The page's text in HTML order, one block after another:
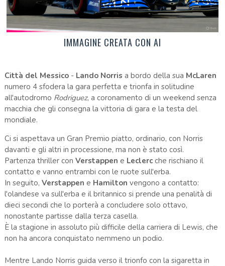
IMMAGINE CREATA CON AI
Città del Messico- Lando Norris a bordo della sua McLaren
numero 4 sfodera la gara perfetta e trionfa in solitudine
all'autodromo Rodriguez, a coronamento di un weekend senza
macchia che gli consegna la vittoria di gara e la testa del
mondiale.
Ci si aspettava un Gran Premio piatto, ordinario, con Norris
davanti e gli altri in processione, ma non è stato così.
Partenza thriller con Verstappen e Leclercche rischiano il
contatto e vanno entrambi con le ruote sull'erba.
In seguito, Verstappen e Hamilton vengono a contatto:
l'olandese va sull'erba e il britannico si prende una penalità di
dieci secondi che lo porterà a concludere solo ottavo,
nonostante partisse dalla terza casella.
È la stagione in assoluto più difficile della carriera di Lewis, che
non ha ancora conquistato nemmeno un podio.
Mentre Lando Norris guida verso il trionfo con la sigaretta in